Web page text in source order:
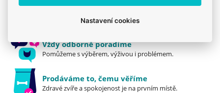
Mazlíčkům pomáháme denně již 20 let.
Vždy odborně poradíme
Pomůžeme s výběrem, výživou i problémem.
Prodáváme to, čemu věříme
Zdravé zvíře a spokojenost je na prvním místě.
Nastavení cookies